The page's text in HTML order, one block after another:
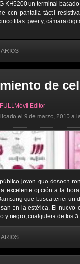
KH5200 un terminal
con pantalla táctil
filas qwerty, cámara
de
FULLMóvil Editor
el 9 de marzo, 2010 a
joven que deseen
excelente opción a la
que busca tener un
en la estética. El nuevo
y negro, cualquiera de los